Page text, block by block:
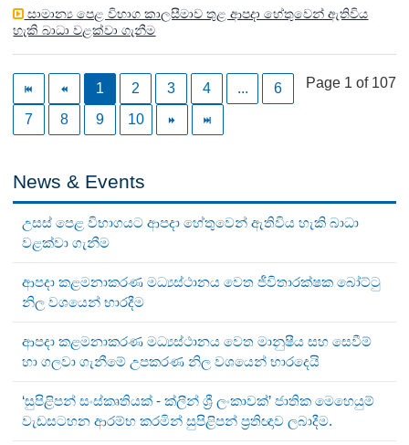
සාමාන්‍ය පෙළ විභාග කාලසීමාව තුළ ආපදා හේතුවෙන් ඇතිවිය
හැකි බාධා වළක්වා ගැනීම
Page 1 of 107
1 2 3 4 ...
6
7
8 9 10
News & Events
උසස් පෙළ විභාගයට ආපදා හේතුවෙන් ඇතිවිය හැකි බාධා
වළක්වා ගැනීම
ආපදා කළමනාකරණ මධ්‍යස්ථානය වෙත ජීවිතාරක්ෂක බෝට්ටු
නිල වශයෙන් භාරදීම
ආපදා කළමනාකරණ මධ්‍යස්ථානය වෙත මානුෂීය සහ සෙවීම්
හා ගලවා ගැනීමේ උපකරණ නිල වශයෙන් භාරදෙයි
‘සුපිළිපන් සංස්කෘතියක් - ක්ලීන් ශ්‍රී ලංකාවක්’ ජාතික මෙහෙයුම්
වැඩසටහන ආරම්භ කරමින් සුපිළිපන් ප්‍රතිඥාව ලබාදීම.